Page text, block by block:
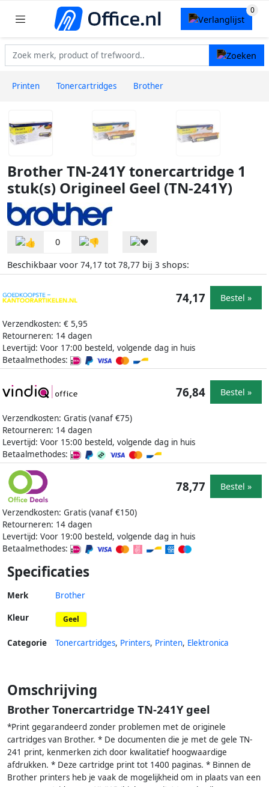
Printen Tonercartridges Brother
Brother TN-241Y tonercartridge 1
stuk(s) Origineel Geel (TN-241Y)
0
Beschikbaar voor 74,17 tot 78,77 bij 3 shops:
Verzendkosten: € 5,95
Retourneren: 14 dagen
Levertijd: Voor 17:00 besteld, volgende dag in huis
Betaalmethodes:
74,17 Bestel »
Verzendkosten: Gratis (vanaf €75)
Retourneren: 14 dagen
Levertijd: Voor 15:00 besteld, volgende dag in huis
Betaalmethodes:
76,84 Bestel »
Verzendkosten: Gratis (vanaf €150)
Retourneren: 14 dagen
Levertijd: Voor 19:00 besteld, volgende dag in huis
Betaalmethodes:
78,77 Bestel »
Specificaties
Merk Brother
Kleur Geel
Categorie Tonercartridges, Printers, Printen, Elektronica
Omschrijving
Brother Tonercartridge TN-241Y geel
*Print gegarandeerd zonder problemen met de originele
cartridges van Brother. * De documenten die je met de gele TN-
241 print, kenmerken zich door kwalitatief hoogwaardige
afdrukken. * Deze cartridge print tot 1400 paginas. * Binnen de
Brother printers heb je vaak de mogelijkheid om in plaats van een